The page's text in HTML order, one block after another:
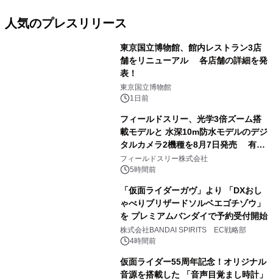
人気のプレスリリース
東京国立博物館、館内レストラン3店
舗をリニューアル 各店舗の詳細を発
表！
東京国立博物館
1日前
フィールドスリー、光学3倍ズーム搭
載モデルと 水深10m防水モデルのデジ
タルカメラ2機種を8月7日発売 有効
約1300万画素、用途別に選べるコンデ
ジ新登場
フィールドスリー株式会社
5時間前
「仮面ライダーガヴ」より 「DXおし
ゃべりブリザードソルベエゴチゾウ」
を プレミアムバンダイで予約受付開始
株式会社BANDAI SPIRITS EC戦略部
4時間前
仮面ライダー55周年記念！オリジナル
音源を搭載した 「音声目覚まし時計」